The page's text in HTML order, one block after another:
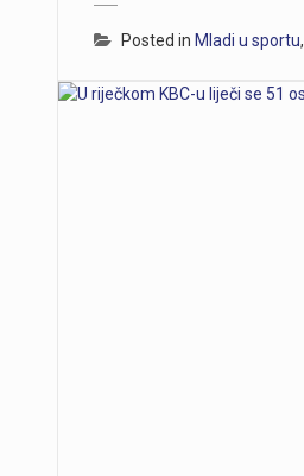
Posted in Mladi u sportu,